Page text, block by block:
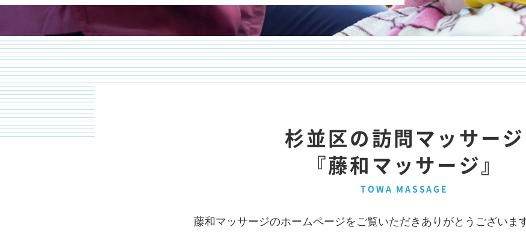
杉並区の訪問マッサージ
『藤和マッサージ』
TOWA MASSAGE
藤和マッサージのホームページをご覧いただきありがとうございます